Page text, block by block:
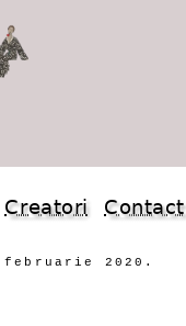
Creatori Contact
2020.